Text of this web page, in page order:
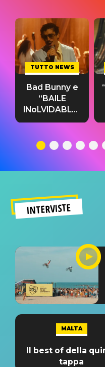
TUTTO NEWS
Bad Bunny e
“BAILE
INoLVIDABLE”:
testo,
significato
INTERVISTE
MALTA
Il best of della
tappa